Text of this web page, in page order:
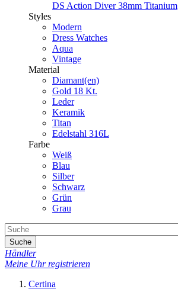
DS Action Diver 38mm Titanium
Styles
Modern
Dress Watches
Aqua
Vintage
Material
Diamant(en)
Gold 18 Kt.
Leder
Keramik
Titan
Edelstahl 316L
Farbe
Weiß
Blau
Silber
Schwarz
Grün
Grau
Suche
Händler
Meine Uhr registrieren
Certina